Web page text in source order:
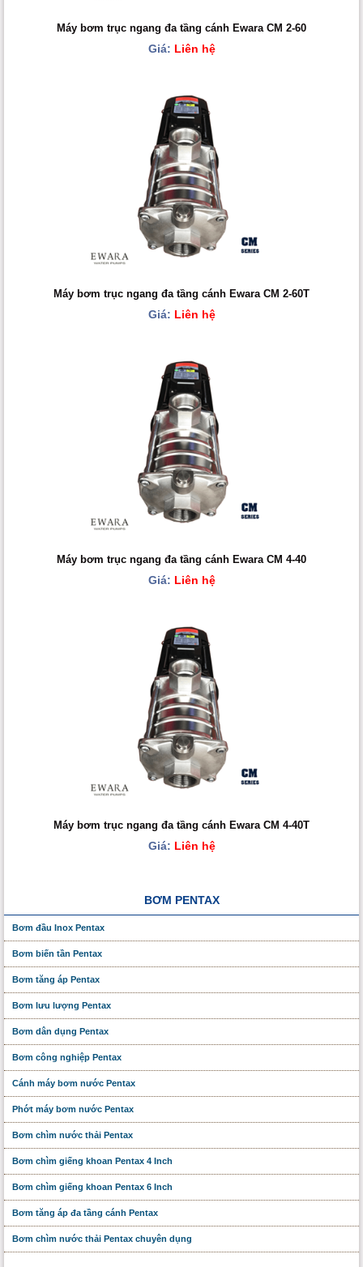
Máy bơm trục ngang đa tầng cánh Ewara CM 2-60
Giá: Liên hệ
Máy bơm trục ngang đa tầng cánh Ewara CM 2-60T
Giá: Liên hệ
Máy bơm trục ngang đa tầng cánh Ewara CM 4-40
Giá: Liên hệ
Máy bơm trục ngang đa tầng cánh Ewara CM 4-40T
Giá: Liên hệ
BƠM PENTAX
Bơm đầu Inox Pentax
Bơm biến tần Pentax
Bơm tăng áp Pentax
Bơm lưu lượng Pentax
Bơm dân dụng Pentax
Bơm công nghiệp Pentax
Cánh máy bơm nước Pentax
Phớt máy bơm nước Pentax
Bơm chìm nước thải Pentax
Bơm chìm giếng khoan Pentax 4 Inch
Bơm chìm giếng khoan Pentax 6 Inch
Bơm tăng áp đa tầng cánh Pentax
Bơm chìm nước thải Pentax chuyên dụng